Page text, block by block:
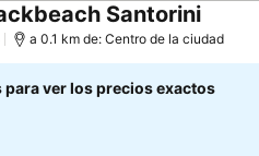
Santorini
a 0.1 km de: Centro de la ciudad
para ver los precios exactos